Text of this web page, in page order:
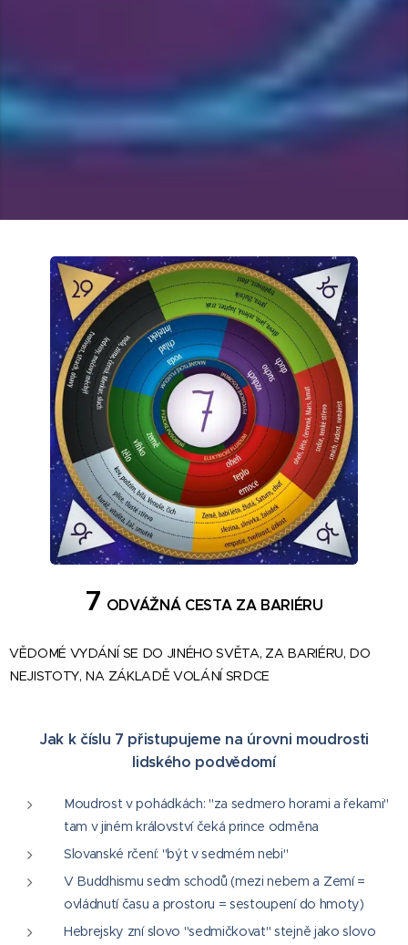
7 ODVÁŽNÁ CESTA ZA BARIÉRU
VĚDOMÉ VYDÁNÍ SE DO JINÉHO SVĚTA, ZA BARIÉRU, DO
NEJISTOTY, NA ZÁKLADĚ VOLÁNÍ SRDCE
Jak k číslu 7 přistupujeme na úrovni moudrosti
lidského podvědomí
Moudrost v pohádkách: "za sedmero horami a řekami"
tam v jiném království čeká prince odměna
Slovanské rčení: "být v sedmém nebi"
V Buddhismu sedm schodů (mezi nebem a Zemí =
ovládnutí času a prostoru = sestoupení do hmoty)
Hebrejsky zní slovo "sedmičkovat" stejně jako slovo